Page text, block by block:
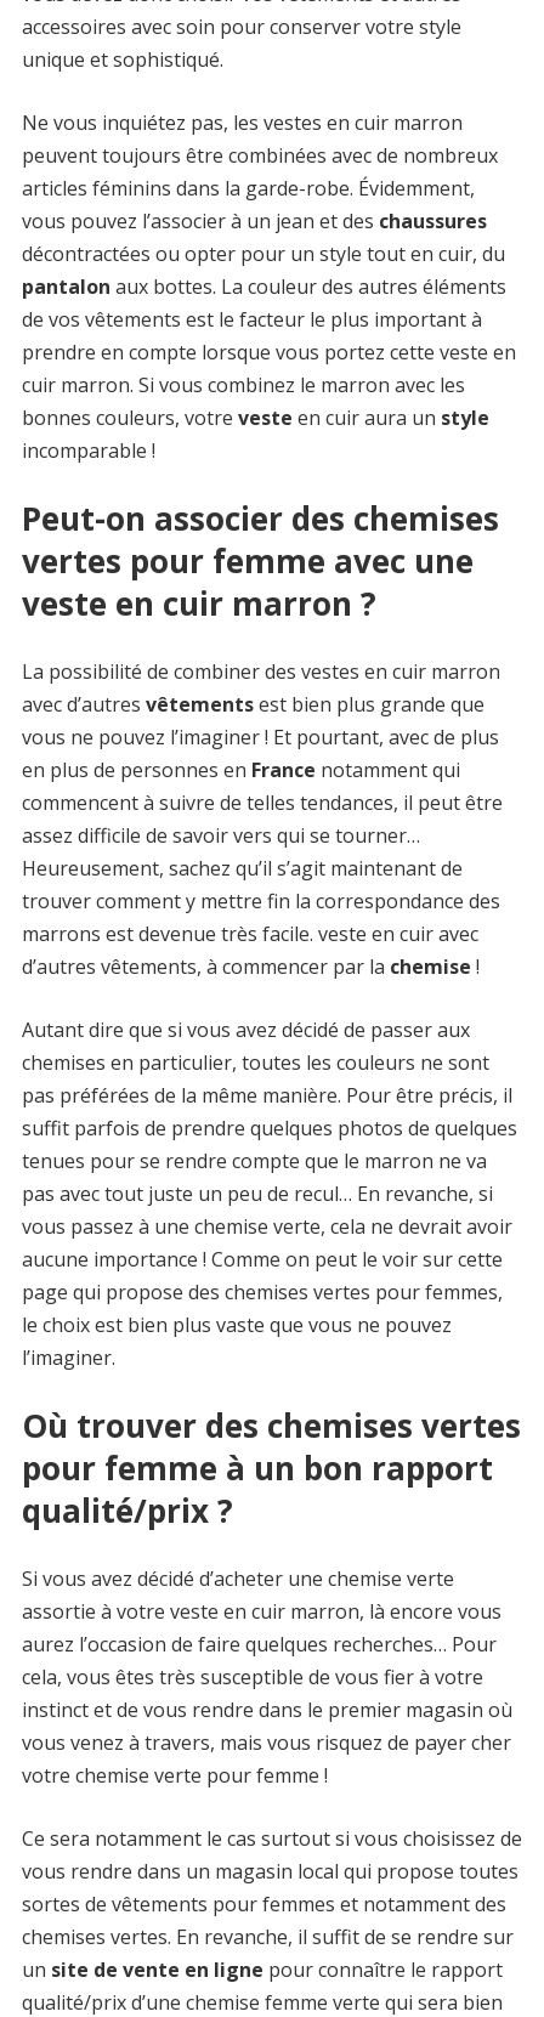
accessoires avec soin pour conserver votre style
unique et sophistiqué.
Ne vous inquiétez pas, les vestes en cuir marron
peuvent toujours être combinées avec de nombreux
articles féminins dans la garde-robe. Évidemment,
vous pouvez l’associer à un jean et des chaussures
décontractées ou opter pour un style tout en cuir, du
pantalon aux bottes. La couleur des autres éléments
de vos vêtements est le facteur le plus important à
prendre en compte lorsque vous portez cette veste en
cuir marron. Si vous combinez le marron avec les
bonnes couleurs, votre veste en cuir aura un style
incomparable !
Peut-on associer des chemises
vertes pour femme avec une
veste en cuir marron ?
La possibilité de combiner des vestes en cuir marron
avec d’autres vêtementsest bien plus grande que
vous ne pouvez l’imaginer ! Et pourtant, avec de plus
en plus de personnes en France notamment qui
commencent à suivre de telles tendances, il peut être
assez difficile de savoir vers qui se tourner…
Heureusement, sachez qu’il s’agit maintenant de
trouver comment y mettre fin la correspondance des
marrons est devenue très facile. veste en cuir avec
d’autres vêtements, à commencer par la chemise !
Autant dire que si vous avez décidé de passer aux
chemises en particulier, toutes les couleurs ne sont
pas préférées de la même manière. Pour être précis, il
suffit parfois de prendre quelques photos de quelques
tenues pour se rendre compte que le marron ne va
pas avec tout juste un peu de recul… En revanche, si
vous passez à une chemise verte, cela ne devrait avoir
aucune importance ! Comme on peut le voir sur cette
page qui propose des chemises vertes pour femmes,
le choix est bien plus vaste que vous ne pouvez
l’imaginer.
Où trouver des chemises vertes
pour femme à un bon rapport
qualité/prix ?
Si vous avez décidé d’acheter une chemise verte
assortie à votre veste en cuir marron, là encore vous
aurez l’occasion de faire quelques recherches… Pour
cela, vous êtes très susceptible de vous fier à votre
instinct et de vous rendre dans le premier magasin où
vous venez à travers, mais vous risquez de payer cher
votre chemise verte pour femme !
Ce sera notamment le cas surtout si vous choisissez de
vous rendre dans un magasin local qui propose toutes
sortes de vêtements pour femmes et notamment des
chemises vertes. En revanche, il suffit de se rendre sur
un site de vente en ligne pour connaître le rapport
qualité/prix d’une chemise femme verte qui sera bien